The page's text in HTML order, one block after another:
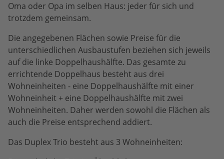
Oma oder Opa im selben Haus: jeder für sich und
trotzdem gemeinsam.
Die angegebenen Flächen sowie Preise für die
unterschiedlichen Ausbaustufen beziehen sich jeweils
auf die linke Doppelhaushälfte. Das gesamte zu
errichtende Doppelhaus besteht aus drei
Wohneinheiten - eine Doppelhaushälfte mit einer
Wohneinheit + eine Doppelhaushälfte mit zwei
Wohneinheiten. Daher werden sowohl die Flächen als
auch die Preise entsprechend addiert.
Das Duplex Trio besteht aus 3 Wohneinheiten: